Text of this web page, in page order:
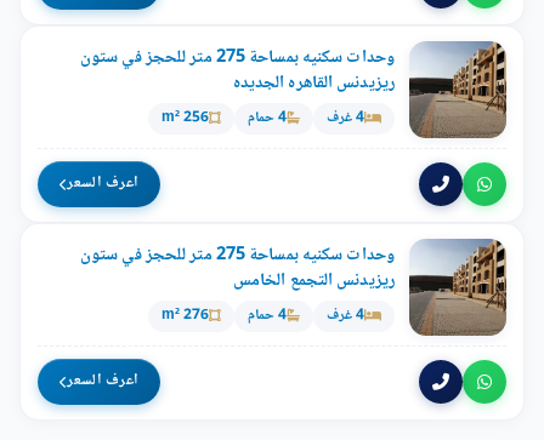
وحدات سكنيه بمساحة 275 متر للحجز في ستون
ريزيدنس القاهره الجديده
4 غرف 4 حمام 256 m²
اعرف السعر
وحدات سكنيه بمساحة 275 متر للحجز في ستون
ريزيدنس التجمع الخامس
4 غرف 4 حمام 276 m²
اعرف السعر